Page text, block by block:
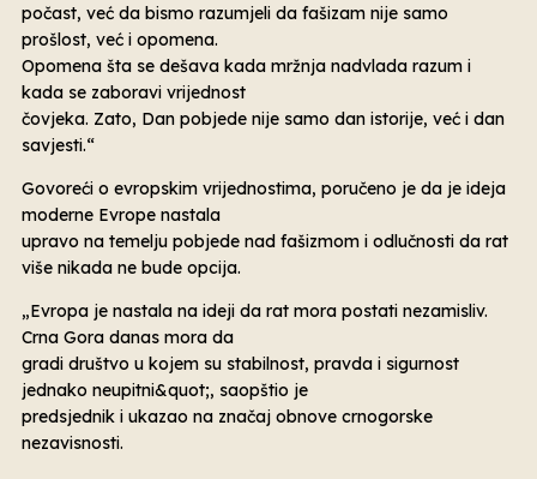
počast, već da bismo razumjeli da fašizam nije samo
prošlost, već i opomena.
Opomena šta se dešava kada mržnja nadvlada razum i
kada se zaboravi vrijednost
čovjeka. Zato, Dan pobjede nije samo dan istorije, već i dan
savjesti.“
Govoreći o evropskim vrijednostima, poručeno je da je ideja
moderne Evrope nastala
upravo na temelju pobjede nad fašizmom i odlučnosti da rat
više nikada ne bude opcija.
„Evropa je nastala na ideji da rat mora postati nezamisliv.
Crna Gora danas mora da
gradi društvo u kojem su stabilnost, pravda i sigurnost
jednako neupitni&quot;, saopštio je
predsjednik i ukazao na značaj obnove crnogorske
nezavisnosti.